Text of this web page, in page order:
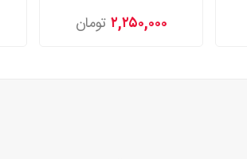
۲,۲۵۰,۰۰۰ تومان